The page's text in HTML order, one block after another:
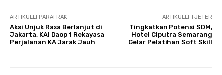
ARTIKULLI PARAPRAK
Aksi Unjuk Rasa Berlanjut di
Jakarta, KAI Daop 1 Rekayasa
Perjalanan KA Jarak Jauh
ARTIKULLI TJETËR
Tingkatkan Potensi SDM,
Hotel Ciputra Semarang
Gelar Pelatihan Soft Skill